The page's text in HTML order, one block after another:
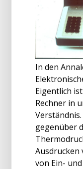
In den
Eigentlich
Rechner in
gegenüber
Ausdrucken
von Ein-